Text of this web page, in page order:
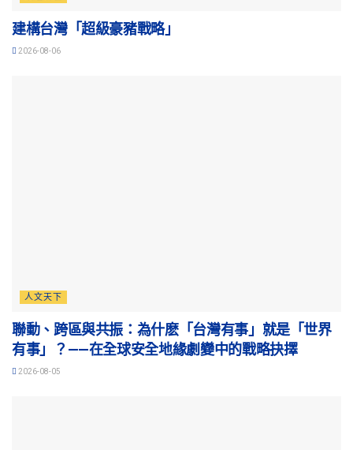
建構台灣「超級豪豬戰略」
2026-08-06
人文天下
聯動、跨區與共振：為什麽「台灣有事」就是「世界
有事」？——在全球安全地緣劇變中的戰略抉擇
2026-08-05